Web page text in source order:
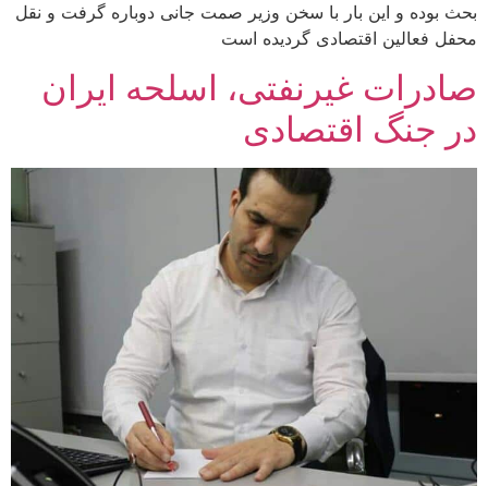
بحث بوده و این بار با سخن وزیر صمت جانی دوباره گرفت و نقل
محفل فعالین اقتصادی گردیده است
صادرات غیرنفتی، اسلحه ایران
در جنگ اقتصادی